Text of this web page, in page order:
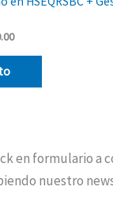
en formulario a
nuestro